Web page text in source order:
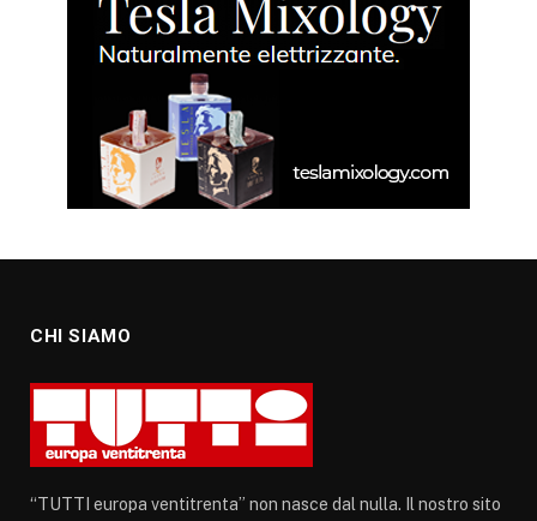
CHI SIAMO
“TUTTI europa ventitrenta” non nasce dal nulla. Il nostro sito